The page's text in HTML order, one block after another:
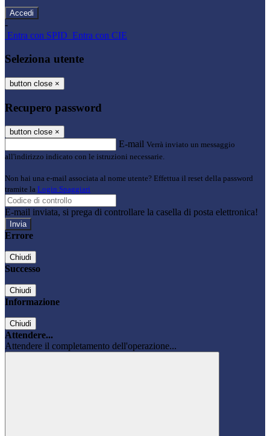
-
Entra con SPID Entra con CIE
Seleziona utente
button close ×
Recupero password
button close ×
E-mail Verrà inviato un messaggio
all'indirizzo indicato con le istruzioni necessarie.
Non hai una e-mail associata al nome utente? Effettua il reset della password
tramite la Login Spaggiari
E-mail inviata, si prega di controllare la casella di posta elettronica!
Errore
Chiudi
Successo
Chiudi
Informazione
Chiudi
Attendere...
Attendere il completamento dell'operazione...